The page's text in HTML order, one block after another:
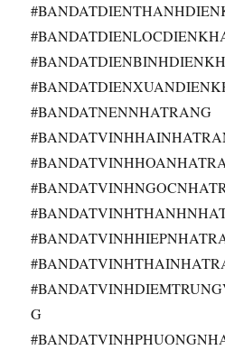
#BANDATNENNHATRANG
G